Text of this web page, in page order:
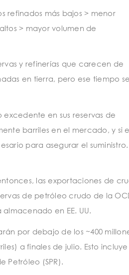
refinados más bajos > menor
> mayor volumen de
y refinerías que carecen de
en tierra, pero ese tiempo se
en sus reservas de
barriles en el mercado, y si
para asegurar el suministro.
las exportaciones de
de petróleo crudo de la
en EE. UU.
por debajo de los ~400
a finales de julio. Esto incluye
Petróleo (SPR).